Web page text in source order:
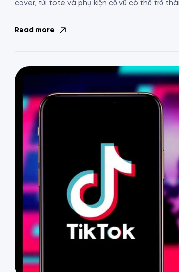
cover, túi tote và phụ kiện cổ vũ có thể trở
Read more